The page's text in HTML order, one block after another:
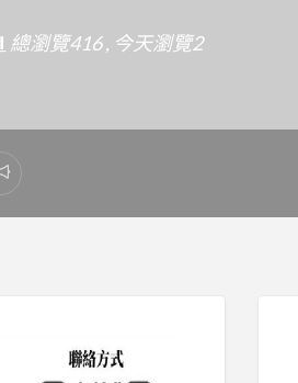
總瀏覽416 , 今天瀏覽2